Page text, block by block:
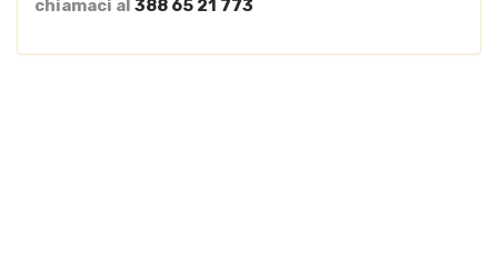
chiamaci al 388 65 21 773